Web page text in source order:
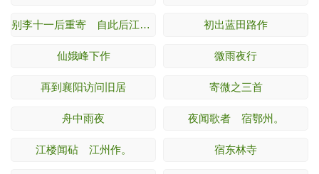
别李十一后重寄 自此后江州路上作。 初出蓝田路作
仙娥峰下作 微雨夜行
再到襄阳访问旧居 寄微之三首
舟中雨夜 夜闻歌者 宿鄂州。
江楼闻砧 江州作。 宿东林寺